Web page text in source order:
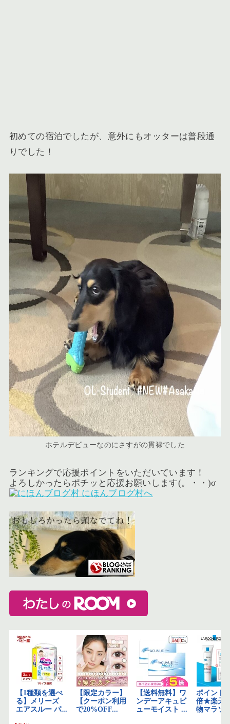
初めての宿泊でしたが、意外にもオッターは普段通
りでした！
ホテルデビューなのにさすがの貫禄でした
ランキングで応援ポイントをいただいています！
よろしかったらポチッと応援お願いします(。・・)σ